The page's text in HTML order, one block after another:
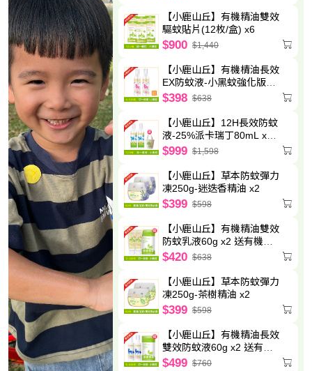
【小鹿山丘】有機精油雙效
驅蚊貼片(12枚/盒) x6
$900 $1,440
【小鹿山丘】有機棈油長效
EX防蚊液-小黑蚊強化版
80g x2
$398 $638
【小鹿山丘】12H長效防蚊
液-25%派卡瑞丁80mL x2
送圓筒帆布袋
$999 $1,598
【小鹿山丘】草本防蚊彈力
凍250g-迷迭香精油 x2
$399 $598
【小鹿山丘】有機精油雙效
防蚊乳液60g x2 送有機精
油驅蚊貼片(6枚/包)-效期至
$420 $638
【小鹿山丘】草本防蚊彈力
凍250g-茶樹精油 x2
$399 $598
【小鹿山丘】有機精油長效
雙效防蚊液60g x2 送有機
精油驅蚊貼片(6枚/包)-效期
$499 $760